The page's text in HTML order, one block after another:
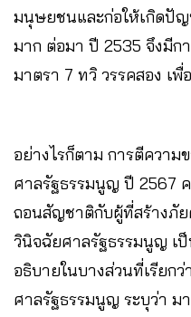
มนุษยชนและก่อให้เกิดปั
มาก ต่อมา ปี 2535 จึงมี
มาตรา 7 ทวิ วรรคสอง เพื่
อย่างไรก็ตาม การตีความ
ศาลรัฐธรรมนูญ ปี 2567
ถอนสัญชาติกับผู้ที่สร้างภัย
วินิจฉัยศาลรัฐธรรมนูญ เป็
อธิบายในบางส่วนที่เรียกว่า
ศาลรัฐธรรมนูญ ระบุว่า ม